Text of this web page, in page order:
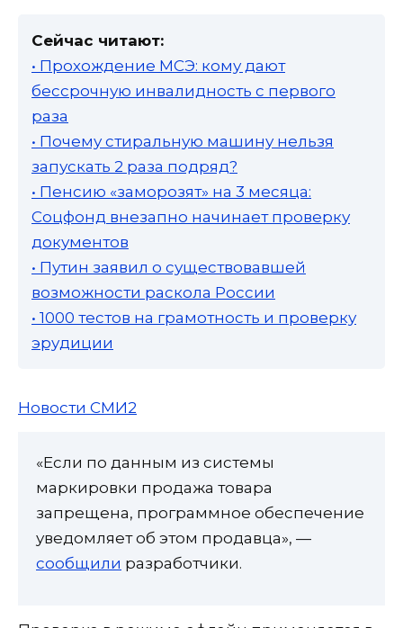
Сейчас читают:
• Прохождение МСЭ: кому дают
бессрочную инвалидность с первого
раза
• Почему стиральную машину нельзя
запускать 2 раза подряд?
• Пенсию «заморозят» на 3 месяца:
Соцфонд внезапно начинает проверку
документов
• Путин заявил о существовавшей
возможности раскола России
• 1000 тестов на грамотность и проверку
эрудиции
Новости СМИ2
«Если по данным из системы
маркировки продажа товара
запрещена, программное обеспечение
уведомляет об этом продавца», —
сообщили разработчики.